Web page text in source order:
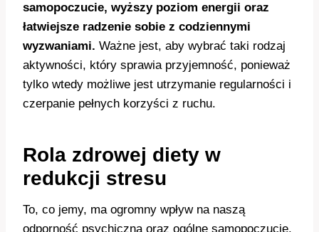
samopoczucie, wyższy poziom energii oraz
łatwiejsze radzenie sobie z codziennymi
wyzwaniami. Ważne jest, aby wybrać taki rodzaj
aktywności, który sprawia przyjemność, ponieważ
tylko wtedy możliwe jest utrzymanie regularności i
czerpanie pełnych korzyści z ruchu.
Rola zdrowej diety w
redukcji stresu
To, co jemy, ma ogromny wpływ na naszą
odporność psychiczną oraz ogólne samopoczucie.